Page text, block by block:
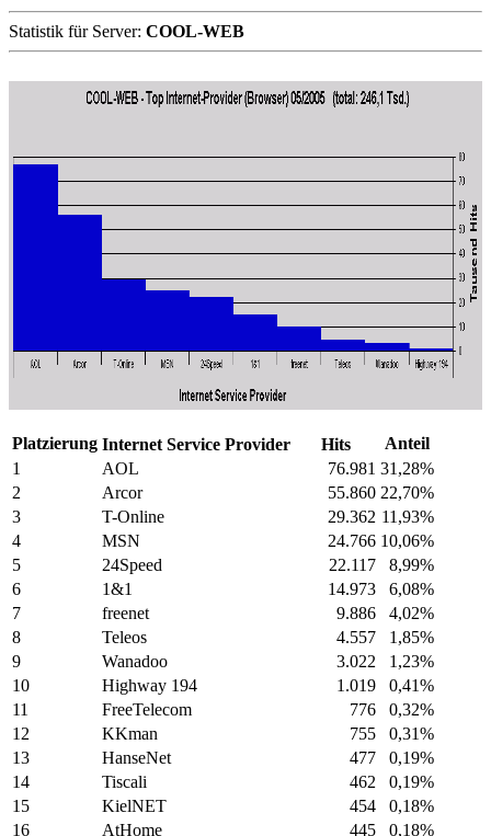
Statistik für Server: COOL-WEB
Platzierung Internet Service Provider Hits
Anteil
1
AOL 76.981 31,28%
2
Arcor 55.860 22,70%
3
T-Online 29.362 11,93%
4
MSN 24.766 10,06%
5
24Speed 22.117
8,99%
6
1&1 14.973
6,08%
7
freenet 9.886
4,02%
8
Teleos 4.557
1,85%
9
Wanadoo 3.022
1,23%
10
Highway 194 1.019
0,41%
11
FreeTelecom 776
0,32%
12
KKman 755
0,31%
13
HanseNet 477
0,19%
14
Tiscali 462
0,19%
15
KielNET 454
0,18%
16
AtHome 445
0,18%